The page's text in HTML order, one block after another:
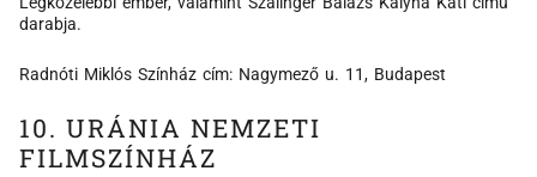
darabja.
Radnóti Miklós Színház cím: Nagymező u. 11, Budapest
10. URÁNIA NEMZETI
FILMSZÍNHÁZ